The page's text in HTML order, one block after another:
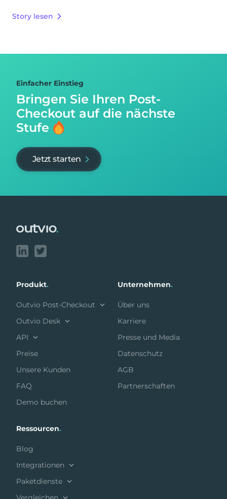
Story lesen
Einfacher Einstieg
Bringen Sie Ihren Post-
Checkout auf die nächste
Stufe
Jetzt starten
Produkt.
Outvio Post-Checkout
Outvio Desk
API
Preise
Unsere Kunden
FAQ
Demo buchen
Unternehmen.
Über uns
Karriere
Presse und Media
Datenschutz
AGB
Partnerschaften
Ressourcen.
Blog
Integrationen
Paketdienste